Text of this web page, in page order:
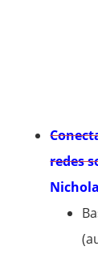
redes